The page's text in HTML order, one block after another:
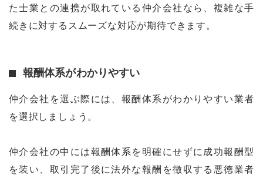
た士業との連携が取れている仲介会社なら、複雑な手
続きに対するスムーズな対応が期待できます。
報酬体系がわかりやすい
仲介会社を選ぶ際には、報酬体系がわかりやすい業者
を選択しましょう。
仲介会社の中には報酬体系を明確にせずに成功報酬型
を装い、取引完了後に法外な報酬を徴収する悪徳業者